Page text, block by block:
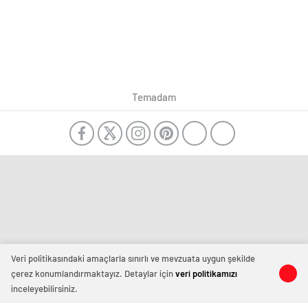
Temadam
Veri politikasındaki amaçlarla sınırlı ve mevzuata uygun şekilde
çerez konumlandırmaktayız. Detaylar içinveri politikamızı
inceleyebilirsiniz.